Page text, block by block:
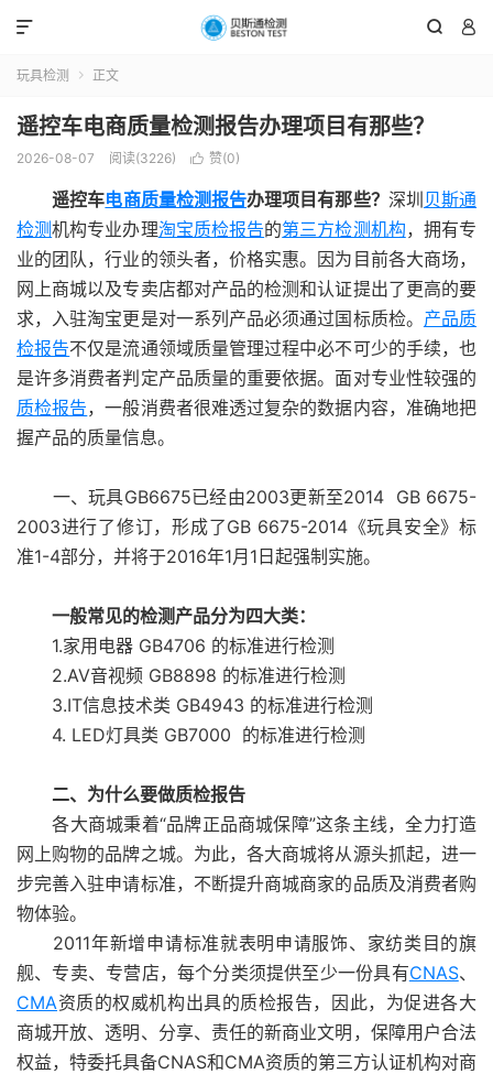
 

玩具检测  正文
遥控车电商质量检测报告办理项目有那些？
2026-08-07 阅读(3226)  赞(0)
遥控车电商质量检测报告办理项目有那些？ 深圳 贝斯通
检测机构专业办理淘宝质检报告的第三方检测机构，拥有专
业的团队，行业的领头者，价格实惠。因为目前各大商场，
网上商城以及专卖店都对产品的检测和认证提出了更高的要
求，入驻淘宝更是对一系列产品必须通过国标质检。 产品质
检报告不仅是流通领域质量管理过程中必不可少的手续，也
是许多消费者判定产品质量的重要依据。面对专业性较强的
质检报告，一般消费者很难透过复杂的数据内容，准确地把
握产品的质量信息。
一、玩具GB6675已经由2003更新至2014 GB 6675-
2003进行了修订，形成了GB 6675-2014《玩具安全》标
准1-4部分，并将于2016年1月1日起强制实施。
一般常见的检测产品分为四大类：
1.家用电器 GB4706 的标准进行检测
2.AV音视频 GB8898 的标准进行检测
3.IT信息技术类 GB4943 的标准进行检测
4. LED灯具类 GB7000 的标准进行检测
二、为什么要做质检报告
各大商城秉着“品牌正品商城保障”这条主线，全力打造
网上购物的品牌之城。为此，各大商城将从源头抓起，进一
步完善入驻申请标准，不断提升商城商家的品质及消费者购
物体验。
2011年新增申请标准就表明申请服饰、家纺类目的旗
舰、专卖、专营店，每个分类须提供至少一份具有CNAS、
CMA资质的权威机构出具的质检报告，因此，为促进各大
商城开放、透明、分享、责任的新商业文明，保障用户合法
权益，特委托具备CNAS和CMA资质的第三方认证机构对商